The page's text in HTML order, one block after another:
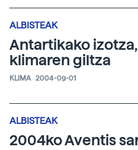
ALBISTEAK
Antartikako izotza,
klimaren giltza
KLIMA 2004-09-01
ALBISTEAK
2004ko Aventis